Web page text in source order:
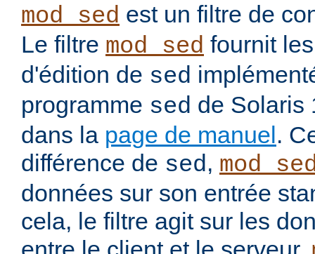
mod_sed est un filtre de
Le filtre mod_sed fournit
d'édition de sed
programme sed de Solaris
dans la page de manuel .
différence de sed,
données sur son entrée
cela, le filtre agit sur les